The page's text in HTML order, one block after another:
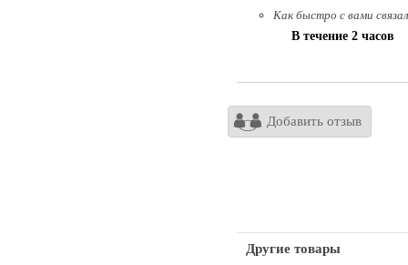
Как быстро с вами
В течение 2 часов
Добавить отзыв
Другие товары